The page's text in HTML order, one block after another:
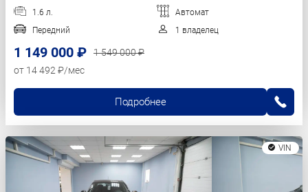
1.6 л.
Автомат
Передний
1 владелец
1 149 000 ₽
1 549 000 ₽
от 14 492 ₽/мес
Подробнее
VIN